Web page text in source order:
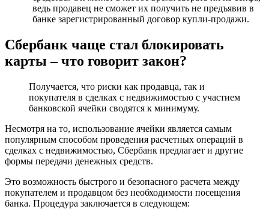
ведь продавец не сможет их получить не предъявив в
банке зарегистрированный договор купли-продажи.
Сбербанк чаще стал блокировать
карты – что говорит закон?
Получается, что риски как продавца, так и
покупателя в сделках с недвижимостью с участием
банковской ячейки сводятся к минимуму.
Несмотря на то, использование ячейки является самым
популярным способом проведения расчетных операций в
сделках с недвижимостью, Сбербанк предлагает и другие
формы передачи денежных средств.
Это возможность быстрого и безопасного расчета между
покупателем и продавцом без необходимости посещения
банка. Процедура заключается в следующем: